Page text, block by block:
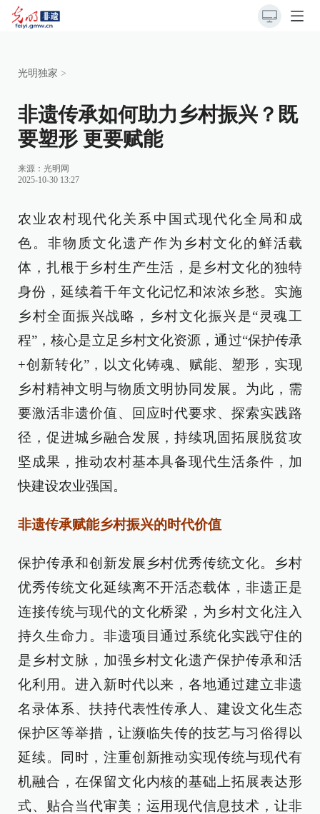
光明独家 >
非遗传承如何助力乡村振兴？既
要塑形 更要赋能
来源： 光明网
2025-10-30 13:27
农业农村现代化关系中国式现代化全局和成
色。非物质文化遗产作为乡村文化的鲜活载
体，扎根于乡村生产生活，是乡村文化的独特
身份，延续着千年文化记忆和浓浓乡愁。实施
乡村全面振兴战略，乡村文化振兴是“灵魂工
程”，核心是立足乡村文化资源，通过“保护传承
+创新转化”，以文化铸魂、赋能、塑形，实现
乡村精神文明与物质文明协同发展。为此，需
要激活非遗价值、回应时代要求、探索实践路
径，促进城乡融合发展，持续巩固拓展脱贫攻
坚成果，推动农村基本具备现代生活条件，加
快建设农业强国。
非遗传承赋能乡村振兴的时代价值
保护传承和创新发展乡村优秀传统文化。乡村
优秀传统文化延续离不开活态载体，非遗正是
连接传统与现代的文化桥梁，为乡村文化注入
持久生命力。非遗项目通过系统化实践守住的
是乡村文脉，加强乡村文化遗产保护传承和活
化利用。进入新时代以来，各地通过建立非遗
名录体系、扶持代表性传承人、建设文化生态
保护区等举措，让濒临失传的技艺与习俗得以
延续。同时，注重创新推动实现传统与现代有
机融合，在保留文化内核的基础上拓展表达形
式、贴合当代审美；运用现代信息技术，让非